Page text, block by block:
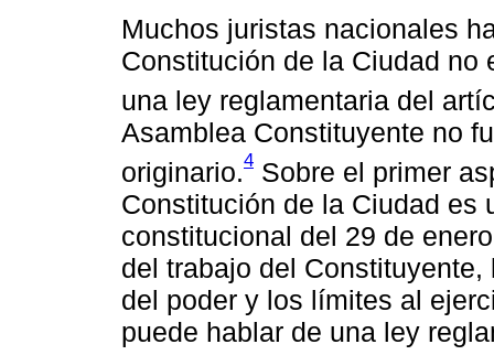
Muchos juristas nacionales
Constitución de la Ciudad no
una ley reglamentaria del
Asamblea Constituyente no
originario.4 Sobre el primer
Constitución de la Ciudad es
constitucional del 29 de
del trabajo del
del poder y los límites al
puede hablar de una ley